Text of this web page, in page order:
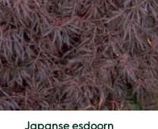
Japanse esdoorn